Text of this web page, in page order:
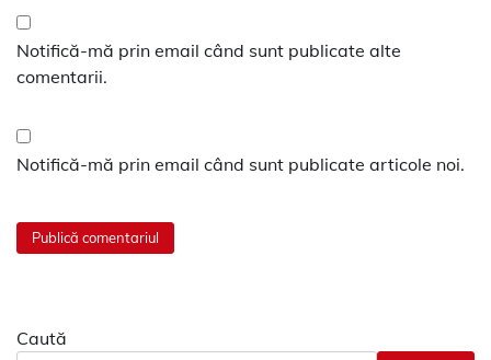
Notifică-mă prin email când sunt publicate alte
comentarii.
Notifică-mă prin email când sunt publicate articole noi.
Caută